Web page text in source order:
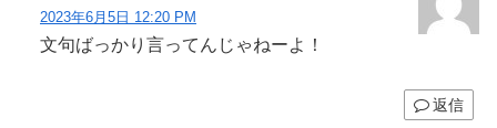
2023年6月5日 12:20 PM
文句ばっかり言ってんじゃねーよ！
返信